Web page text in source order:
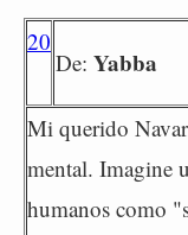
20
De: Yabba
Mi querido
mental. Imagine
humanos como